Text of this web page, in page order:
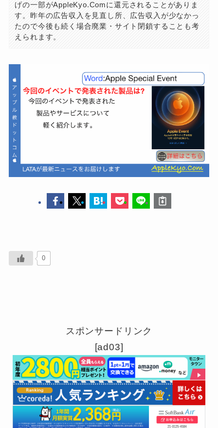
げの一部がAppleKyo.Comに還元されることがありま
す。昨年の広告収入を見直し所、広告収入が少なかっ
たので今後も続く場合廃業・サイト閉鎖することも考
えられます。
0
スポンサードリンク
[ad03]